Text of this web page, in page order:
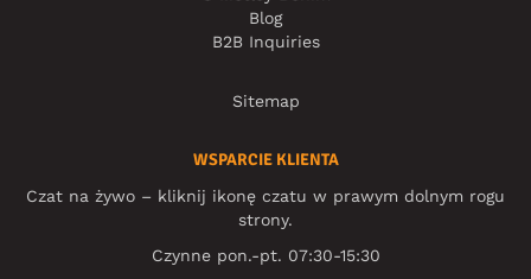
Blog
B2B Inquiries
Sitemap
WSPARCIE KLIENTA
Czat na żywo – kliknij ikonę czatu w prawym dolnym rogu
strony.
Czynne pon.-pt. 07:30-15:30